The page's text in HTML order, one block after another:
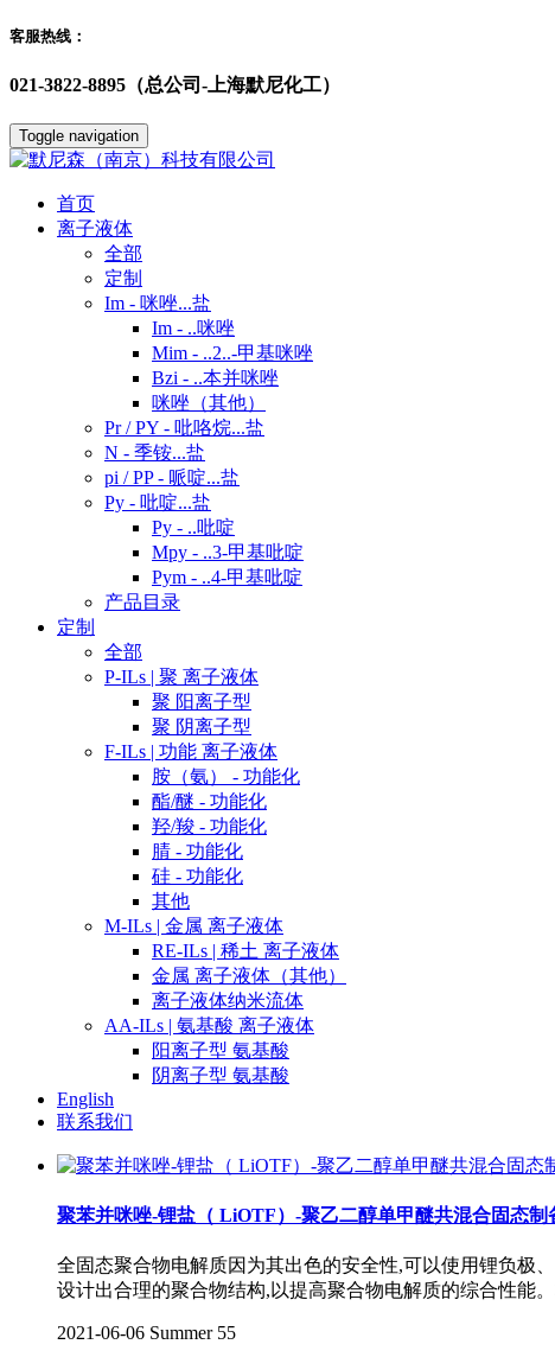
客服热线：
021-3822-8895（总公司-上海默尼化工）
Toggle navigation
首页
离子液体
全部
定制
Im - 咪唑...盐
Im - ..咪唑
Mim - ..2..-甲基咪唑
Bzi - ..本并咪唑
咪唑（其他）
Pr / PY - 吡咯烷...盐
N - 季铵...盐
pi / PP - 哌啶...盐
Py - 吡啶...盐
Py - ..吡啶
Mpy - ..3-甲基吡啶
Pym - ..4-甲基吡啶
产品目录
定制
全部
P-ILs | 聚 离子液体
聚 阳离子型
聚 阴离子型
F-ILs | 功能 离子液体
胺（氨） - 功能化
酯/醚 - 功能化
羟/羧 - 功能化
腈 - 功能化
硅 - 功能化
其他
M-ILs | 金属 离子液体
RE-ILs | 稀土 离子液体
金属 离子液体（其他）
离子液体纳米流体
AA-ILs | 氨基酸 离子液体
阳离子型 氨基酸
阴离子型 氨基酸
English
联系我们
聚苯并咪唑-锂盐（ LiOTF）-聚乙二醇单甲醚共混合固态制
全固态聚合物电解质因为其出色的安全性,可以使用锂负极
设计出合理的聚合物结构,以提高聚合物电解质的综合性能
2021-06-06 Summer 55